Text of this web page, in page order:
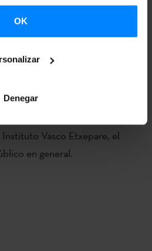
OK
Denegar
vasca Irati Elorrieta lleva años
con sus obras a la
del Premio Euskadi de
compartirá con los y las
Vasco Etxepare, el
en general.